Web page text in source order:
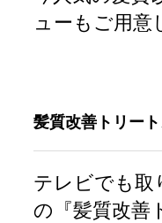
ューもご用意
髪質改善トリー
テレビでも取
の『髪質改善